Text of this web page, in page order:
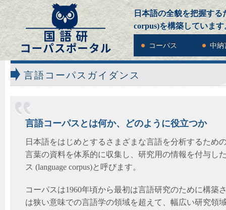
日本語の全貌を把握する
corpus)を構築しています
コーパス 中納
言語コーパスガイダンス
言語コーパスとは何か、どのように役立つか
日本語をはじめとするさまざまな言語を分析するため
言葉の資料を体系的に収集し、研究用の情報を付与し
ス (language corpus)と呼びます。
コーパスは1960年頃から最初は言語研究のために構築
は狭い意味での言語学の領域を超えて、幅広い研究領